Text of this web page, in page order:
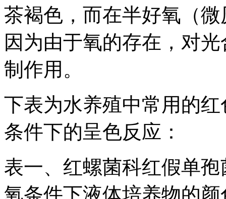
茶褐色，而在半好氧（
因为由于氧的存在，对
制作用。
下表为水养殖中常用的
条件下的呈色反应：
表一、红螺菌科红假单
氧条件下液体培养物的颜